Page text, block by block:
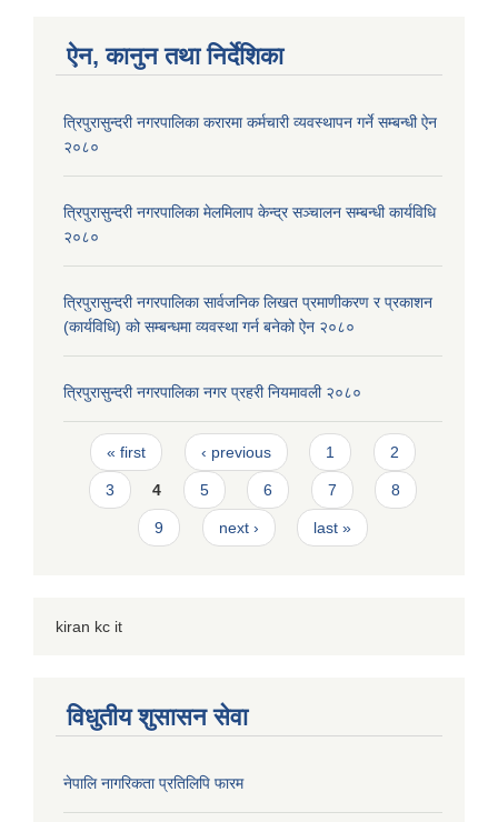
ऐन, कानुन तथा निर्देशिका
त्रिपुरासुन्दरी नगरपालिका करारमा कर्मचारी व्यवस्थापन गर्ने सम्बन्धी ऐन
२०८०
त्रिपुरासुन्दरी नगरपालिका मेलमिलाप केन्द्र सञ्चालन सम्बन्धी कार्यविधि
२०८०
त्रिपुरासुन्दरी नगरपालिका सार्वजनिक लिखत प्रमाणीकरण र प्रकाशन
(कार्यविधि) को सम्बन्धमा व्यवस्था गर्न बनेको ऐन २०८०
त्रिपुरासुन्दरी नगरपालिका नगर प्रहरी नियमावली २०८०
Pages
« first ‹ previous 1 2
3 4 5 6 7 8
9 next › last »
kiran kc it
विधुतीय शुसासन सेवा
नेपालि नागरिकता प्रतिलिपि फारम